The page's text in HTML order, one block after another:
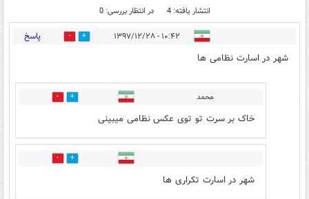
انتشار یافته: 4 در انتظار بررسی: 0
۱۰:۴۲ - ۱۳۹۷/۱۲/۲۸ 8 پاسخ
شهر در اسارت نظامی ها
محمد 5
خاک بر سرت تو توی عکس نظامی میبینی
4
شهر در اسارت تکراری ها